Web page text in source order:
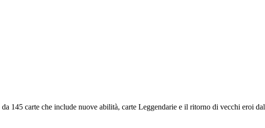
145 carte che include nuove abilità, carte Leggendarie e il ritorno di vecchi eroi dal